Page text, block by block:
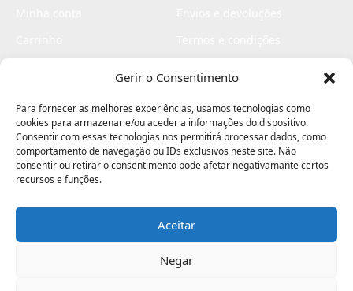
Gerir o Consentimento
Para fornecer as melhores experiências, usamos tecnologias como
cookies para armazenar e/ou aceder a informações do dispositivo.
Consentir com essas tecnologias nos permitirá processar dados, como
comportamento de navegação ou IDs exclusivos neste site. Não
consentir ou retirar o consentimento pode afetar negativamante certos
recursos e funções.
Aceitar
Negar
Livro de elogios
Electromaquinas ©2026
contágio - agência criativa